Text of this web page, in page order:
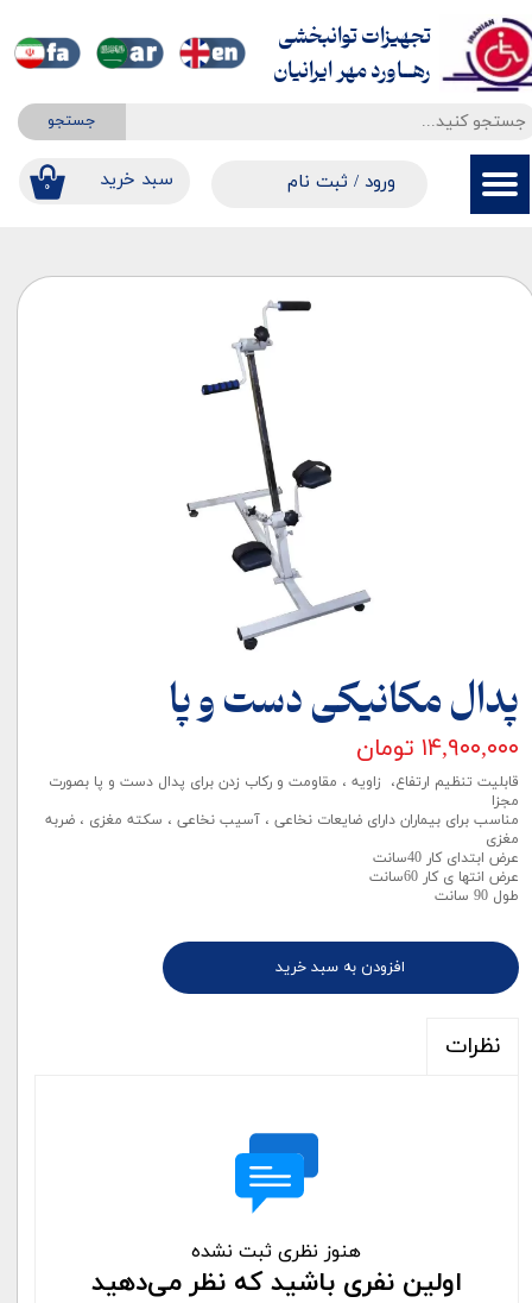
جستجو
۰ ​​سبد خرید ورود / ثبت نام
حساب کاربری من
سفارشات
خروج از حساب کاربری
تجهیزات توانبخشی
​​​​​​​رهــاورد مهر ایرانیان
پدال مکانیکی دست و پا
۱۴,۹۰۰,۰۰۰ تومان
قابلیت تنظیم ارتفاع، زاویه ، مقاومت و رکاب زدن برای پدال دست و پا بصورت
مجزا
مناسب برای بیماران دارای ضایعات نخاعی ، آسیب نخاعی ، سکته مغزی ، ضربه
مغزی
عرض ابتدای کار 40سانت
عرض انتها ی کار 60سانت
طول 90 سانت
افزودن به سبد خرید
نظرات
هنوز نظری ثبت نشده
اولین نفری باشید که نظر می‌دهید